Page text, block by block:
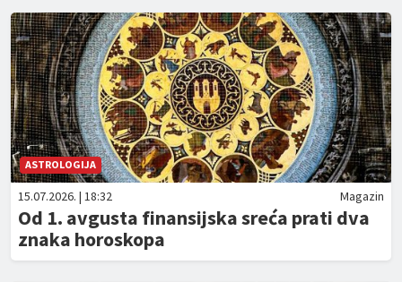
ASTROLOGIJA
15.07.2026. | 18:32 Magazin
Od 1. avgusta finansijska sreća prati dva
znaka horoskopa